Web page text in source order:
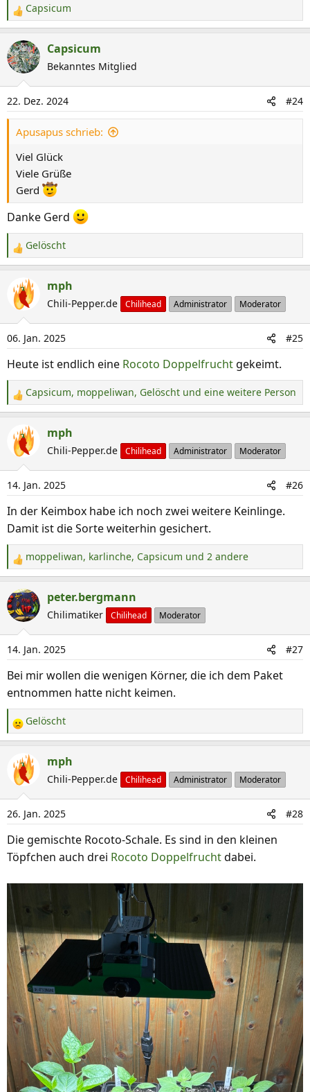
R
e
a
k
i
o
n
e
n
Capsicum
Capsicum
Bekanntes Mitglied
22. Dez. 2024 #24
Apusapus schrieb:
Viel Glück
Viele Grüße
Gerd
Danke Gerd
R
e
a
k
i
o
n
:
Gelöscht
mph
Chili-Pepper.de Chilihead Administrator Moderator
06. Jan. 2025 #25
Heute ist endlich eine Rocoto Doppelfrucht gekeimt.
R
e
a
k
i
o
n
e
n
Capsicum, moppeliwan, Gelöscht und eine weitere Person
mph
Chili-Pepper.de Chilihead Administrator Moderator
14. Jan. 2025 #26
In der Keimbox habe ich noch zwei weitere Keinlinge.
Damit ist die Sorte weiterhin gesichert.
R
e
a
k
t
i
o
n
n
moppeliwan, karlinche, Capsicum und 2 andere
peter.bergmann
Chilimatiker Chilihead Moderator
14. Jan. 2025 #27
Bei mir wollen die wenigen Körner, die ich dem Paket
entnommen hatte nicht keimen.
R
e
a
k
i
o
n
e
n
:
Gelöscht
mph
Chili-Pepper.de Chilihead Administrator Moderator
26. Jan. 2025 #28
Die gemischte Rocoto-Schale. Es sind in den kleinen
Töpfchen auch drei Rocoto Doppelfruchtdabei.